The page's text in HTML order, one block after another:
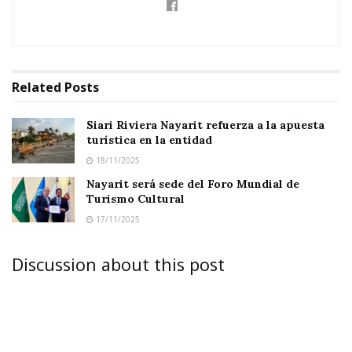
No es casualidad que cada día lleguen más
encabeza Memo Ramírezsostuvo una reunión
con hoteleros, restauranteros y
comerciantes, con el propósito defortalecer
la colaboracióny seguir impulsando el
local.
Related Posts
Siari Riviera Nayarit refuerza a la apuesta
turística en la entidad
18/11/2025
Nayarit será sede del Foro Mundial de
Turismo Cultural
17/11/2025
Discussion about this post